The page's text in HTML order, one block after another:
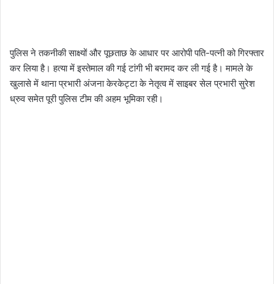
पुलिस ने तकनीकी साक्ष्यों और पूछताछ के आधार पर आरोपी पति-पत्नी को गिरफ्तार
कर लिया है। हत्या में इस्तेमाल की गई टांगी भी बरामद कर ली गई है। मामले के
खुलासे में थाना प्रभारी अंजना केरकेट्टा के नेतृत्व में साइबर सेल प्रभारी सुरेश
ध्रुव समेत पूरी पुलिस टीम की अहम भूमिका रही।